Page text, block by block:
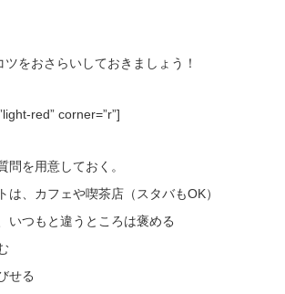
をおさらいしておきましょう！
corner=”r”]
問を用意しておく。
は、カフェや喫茶店（スタバもOK）
いつもと違うところは褒める
せる